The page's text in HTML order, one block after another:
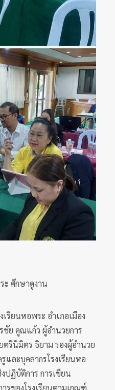
ะ ศึกษาดูงาน
รียนหอพระ อำเภอเมือง
ชัย คูณแก้ว ผู้อำนวยการ
ตรีนิมิตร ธิยาม รองผู้อำนวย
และบุคลากรโรงเรียนหอ
ปฏิบัติการ การเขียน
รของโรงเรียนตามเกณฑ์